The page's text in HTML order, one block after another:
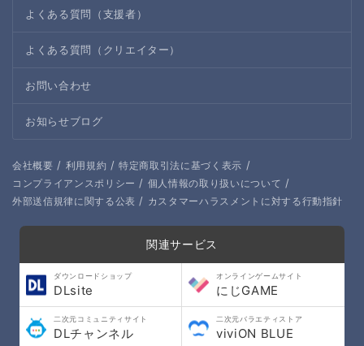
よくある質問（支援者）
よくある質問（クリエイター）
お問い合わせ
お知らせブログ
会社概要 / 利用規約 / 特定商取引法に基づく表示 /
コンプライアンスポリシー / 個人情報の取り扱いについて /
外部送信規律に関する公表 / カスタマーハラスメントに対する行動指針
関連サービス
ダウンロードショップ
DLsite
オンラインゲームサイト
にじGAME
二次元コミュニティサイト
DLチャンネル
二次元バラエティストア
viviON BLUE